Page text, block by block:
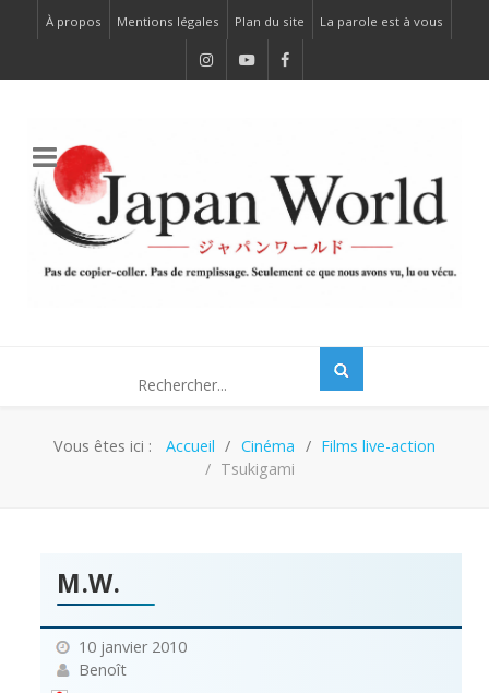
À propos Mentions légales Plan du site La parole est à vous
Vous êtes ici : Accueil Cinéma
Films live-action
Tsukigami
M.W.
10 janvier 2010
Benoît